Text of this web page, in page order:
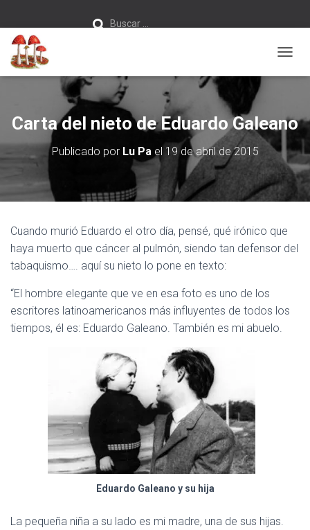
Buscar …
A
A
M
O
N
A
C
Carta del nieto de Eduardo Galeano
Publicado por Lu Pael 19 de abril de 2015
Cuando murió Eduardo el otro día, pensé, qué irónico que
haya muerto que cáncer al pulmón, siendo tan defensor del
tabaquismo…. aquí su nieto lo pone en texto:
“El hombre elegante que ve en esa foto es uno de los
escritores latinoamericanos más influyentes de todos los
tiempos, él es: Eduardo Galeano. También es mi abuelo.
Eduardo Galeano y su hija
La pequeña niña a su lado es mi madre, una de sus hijas.